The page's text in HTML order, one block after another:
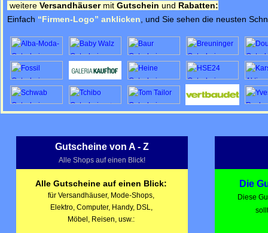
weitere Versandhäusermit Gutschein und Rabatten:
Einfach “Firmen-Logo” anklicken und Sie sehen die neusten
Gutscheine von A - Z
Alle Shops auf einen Blick!
Alle Gutscheine auf einen Blick:
für Versandhäuser, Mode-Shops,
Elektro, Computer, Handy, DSL,
Möbel, Reisen, usw.:
Die
Diese